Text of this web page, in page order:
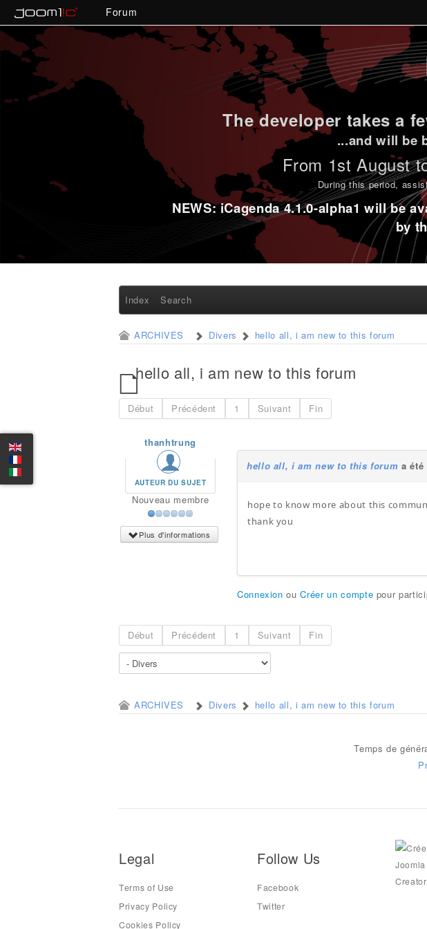
Forum
The developer takes a
...and will be
From 1st August
During this period,
NEWS: iCagenda 4.1.0-alpha1 will be
by
Index Search
ARCHIVES Divers hello all, i am new to this forum
hello all, i am new to this forum
Début Précédent 1 Suivant Fin
thanhtrung
AUTEUR DU SUJET
Nouveau membre
Plus d'informations
hello all, i am new to this forum a été
hope to know more about this
thank you
Connexion ouCréer un compte pour
Début Précédent 1 Suivant Fin
ARCHIVES
Divers hello all, i am new to this forum
Temps de
Legal
Terms of Use
Privacy Policy
Cookies Policy
Follow Us
Facebook
Twitter